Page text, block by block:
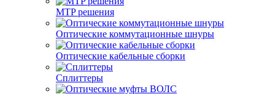
MTP решения
Оптические коммутационные шнуры
Оптические кабельные сборки
Сплиттеры